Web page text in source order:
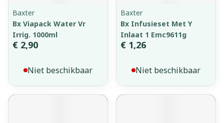
Baxter
Bx Viapack Water Vr
Irrig. 1000ml
€ 2,90
Niet beschikbaar
Baxter
Bx Infusieset Met Y
Inlaat 1 Emc9611g
€ 1,26
Niet beschikbaar